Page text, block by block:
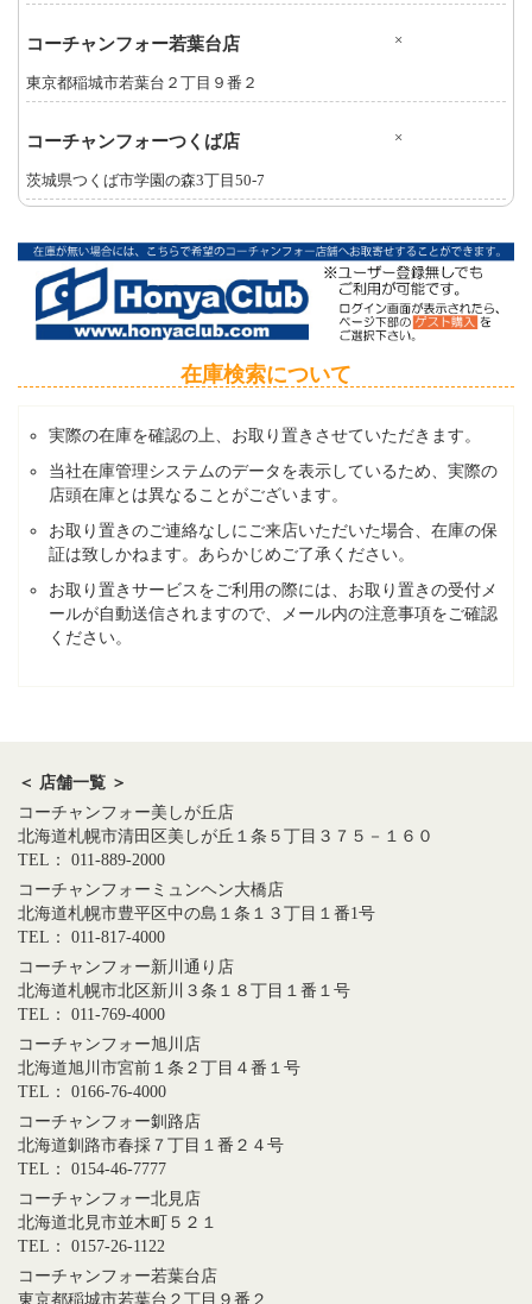
コーチャンフォー若葉台店 ×
東京都稲城市若葉台２丁目９番２
コーチャンフォーつくば店 ×
茨城県つくば市学園の森3丁目50-7
在庫検索について
実際の在庫を確認の上、お取り置きさせていただきます。
当社在庫管理システムのデータを表示しているため、実際の
店頭在庫とは異なることがございます。
お取り置きのご連絡なしにご来店いただいた場合、在庫の保
証は致しかねます。あらかじめご了承ください。
お取り置きサービスをご利用の際には、お取り置きの受付メ
ールが自動送信されますので、メール内の注意事項をご確認
ください。
＜ 店舗一覧 ＞
コーチャンフォー美しが丘店
北海道札幌市清田区美しが丘１条５丁目３７５－１６０
TEL： 011-889-2000
コーチャンフォーミュンヘン大橋店
北海道札幌市豊平区中の島１条１３丁目１番1号
TEL： 011-817-4000
コーチャンフォー新川通り店
北海道札幌市北区新川３条１８丁目１番１号
TEL： 011-769-4000
コーチャンフォー旭川店
北海道旭川市宮前１条２丁目４番１号
TEL： 0166-76-4000
コーチャンフォー釧路店
北海道釧路市春採７丁目１番２４号
TEL： 0154-46-7777
コーチャンフォー北見店
北海道北見市並木町５２１
TEL： 0157-26-1122
コーチャンフォー若葉台店
東京都稲城市若葉台２丁目９番２